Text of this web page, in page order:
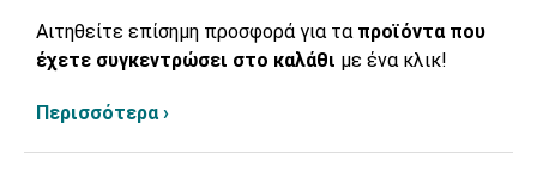
Αιτηθείτε επίσημη προσφορά για τα προϊόντα που
έχετε συγκεντρώσει στο καλάθι με ένα κλικ!
Περισσότερα ›